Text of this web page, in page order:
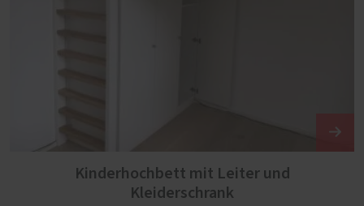
Kinderhochbett mit Leiter und
Kleiderschrank